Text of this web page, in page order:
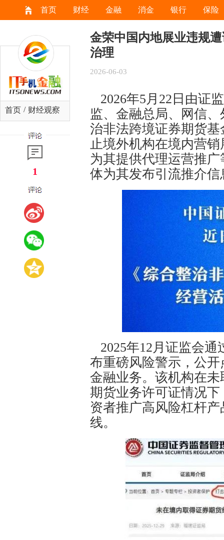
首页 财经 金融 消金 银行 保险
首页 / 财经观察
1
金荣中国内地展业违规
治理
2026-06-03
2026年5月22日由证
监、金融总局、网信
治非法跨境证券期货
止境外机构在境内营
为其提供代理运营推
体为其发布引流推介信
2025年12月证监会
布重磅风险警示，公
金融业务。该机构在
期货业务许可证情况
资者推广高风险杠杆
线。